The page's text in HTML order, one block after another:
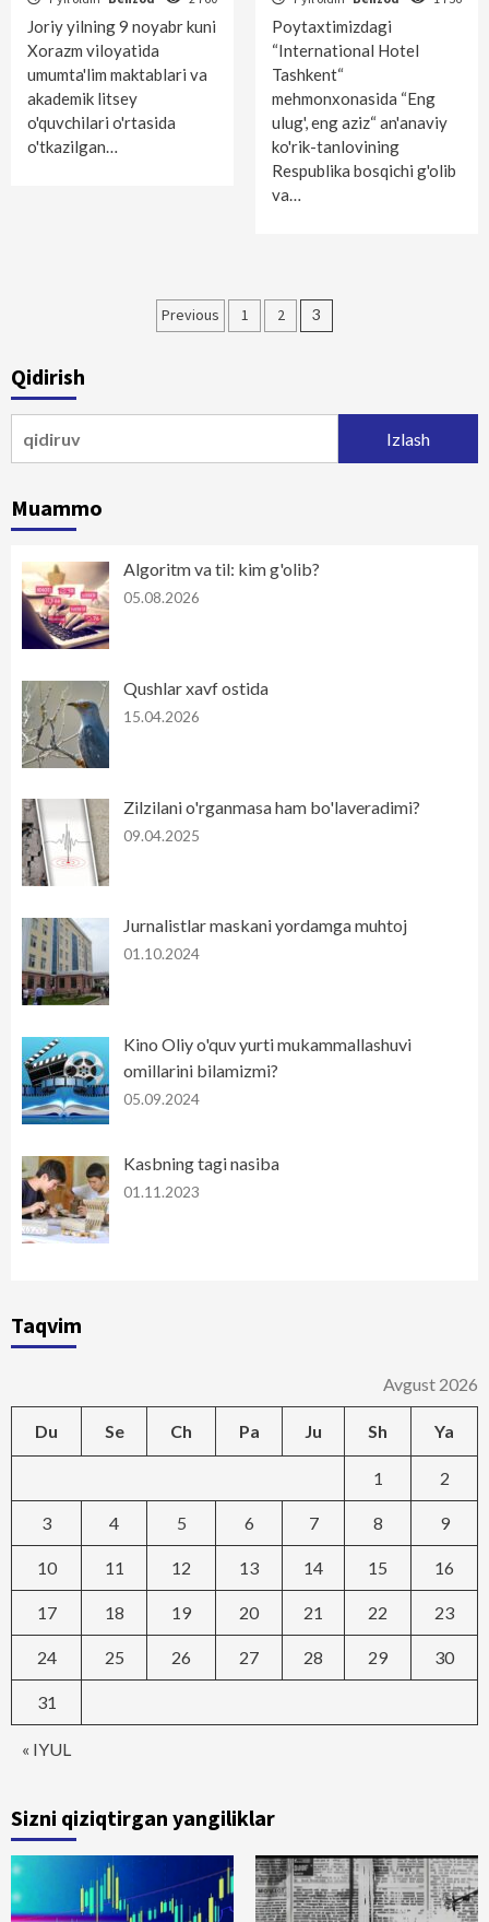
Joriy yilning 9 noyabr kuni
Xorazm viloyatida
umumta'lim maktablari va
akademik litsey
o'quvchilari o'rtasida
o'tkazilgan…
Poytaxtimizdagi
“International Hotel
Tashkent“
mehmonxonasida “Eng
ulug', eng aziz“ an'anaviy
ko'rik-tanlovining
Respublika bosqichi g'olib
va…
Maqolalar
Previous 1 2 3
Qidirish
Muammo
Algoritm va til: kim g'olib?
05.08.2026
Qushlar xavf ostida
15.04.2026
Zilzilani o'rganmasa ham bo'laveradimi?
09.04.2025
Jurnalistlar maskani yordamga muhtoj
01.10.2024
Kino Oliy o'quv yurti mukammallashuvi
omillarini bilamizmi?
05.09.2024
Kasbning tagi nasiba
01.11.2023
Taqvim
Avgust 2026
Du Se Ch Pa Ju Sh Ya
« IYUL
1 2
3 4 5 6 7 8 9
10 11 12 13 14 15 16
17 18 19 20 21 22 23
24 25 26 27 28 29 30
31
Sizni qiziqtirgan yangiliklar